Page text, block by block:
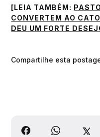
[LEIA TAMBÉM:
CONVERTEM AO
DEU UM FORTE
Compartilhe esta